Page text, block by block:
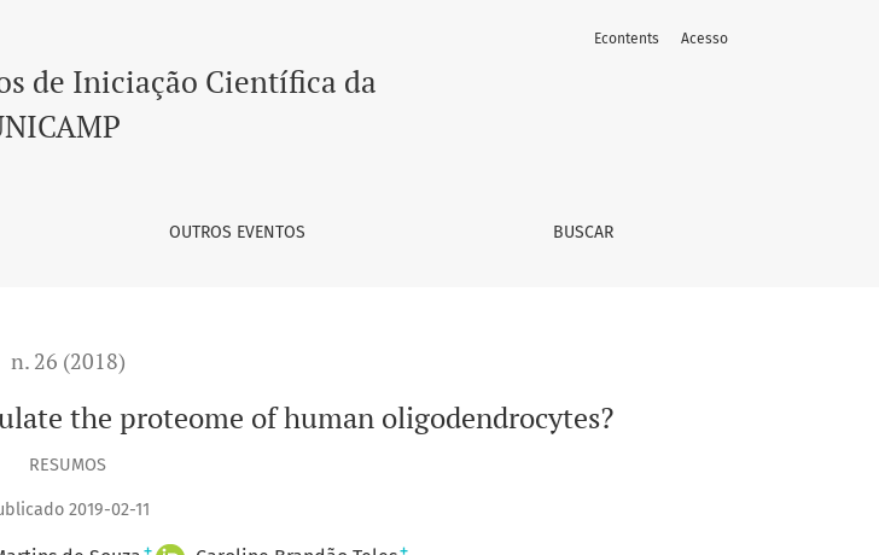
de Iniciação Científica da
OUTROS EVENTOS BUSCAR
Econtents Acesso
n. 26 (2018)
the proteome of human oligodendrocytes?
RESUMOS
2019-02-11